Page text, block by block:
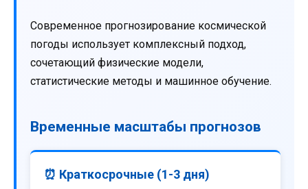
Современное прогнозирование космической
погоды использует комплексный подход,
сочетающий физические модели,
статистические методы и машинное обучение.
Временные масштабы прогнозов
⏰ Краткосрочные (1-3 дня)